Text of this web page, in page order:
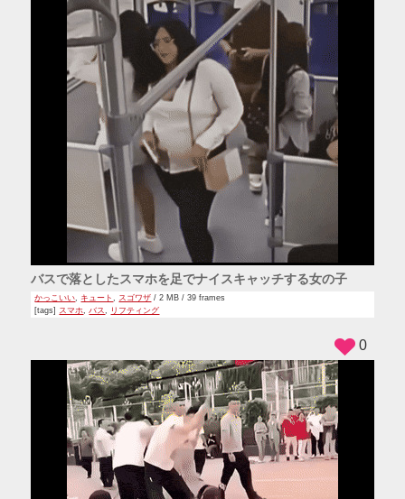
バスで落としたスマホを足でナイスキャッチする女の子
かっこいい キュート スゴワザ / 2 MB / 39 frames
[tags] スマホ,バス, リフティング
0